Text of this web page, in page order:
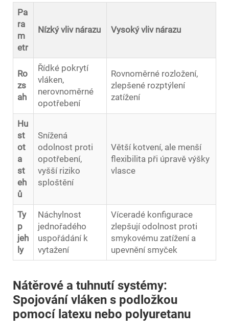
Pa
ra
m
etr
Nízký vliv nárazu Vysoký vliv nárazu
Ro
zs
ah
Řídké pokrytí
vláken,
nerovnoměrné
opotřebení
Rovnoměrné rozložení,
zlepšené rozptýlení
zatížení
Hu
st
ot
a
st
eh
ů
Snížená
odolnost proti
opotřebení,
vyšší riziko
sploštění
Větší kotvení, ale menší
flexibilita při úpravě výšky
vlasce
Ty
p
jeh
ly
Náchylnost
jednořadého
uspořádání k
vytažení
Víceradé konfigurace
zlepšují odolnost proti
smykovému zatížení a
upevnění smyček
Nátěrové a tuhnutí systémy:
Spojování vláken s podložkou
pomocí latexu nebo polyuretanu